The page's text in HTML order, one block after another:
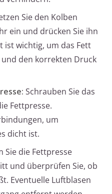
Sie den Kolben
ein und drücken Sie ihn
ist wichtig, um das Fett
den korrekten Druck
Schrauben Sie das
Fettpresse.
um
dicht ist.
Sie die Fettpresse
und überprüfen Sie, ob
Eventuelle Luftblasen